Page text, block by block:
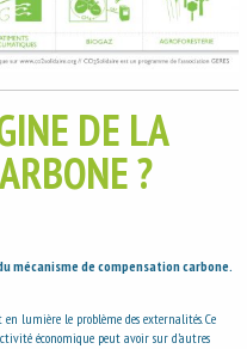
DE LA
?
mécanisme de compensation carbone.
lumière le problème des externalités. Ce
économique peut avoir sur d’autres